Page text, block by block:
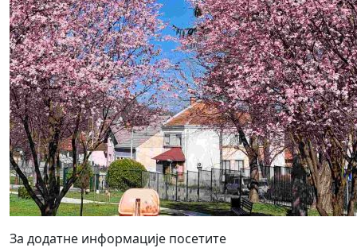
За додатне информације посетите